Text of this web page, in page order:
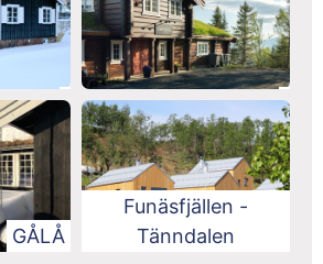
GÅLÅ
Funäsfjällen -
Tänndalen